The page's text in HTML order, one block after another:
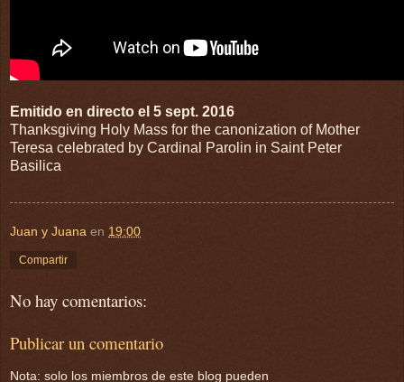
Emitido en directo el 5 sept. 2016
Thanksgiving Holy Mass for the canonization of Mother
Teresa celebrated by Cardinal Parolin in Saint Peter
Basilica
Juan y Juana en 19:00
Compartir
No hay comentarios:
Publicar un comentario
Nota: solo los miembros de este blog pueden